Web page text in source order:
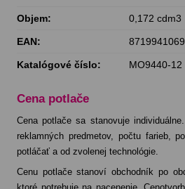
Objem: 0,172 cdm3
EAN:
Katalógové číslo: MO9440-12
Cena potlače
Cena potlače sa stanovuje
reklamných predmetov, počtu farieb,
potláčať a od zvolenej technológie.
Cenu potlače stanoví obchodník po